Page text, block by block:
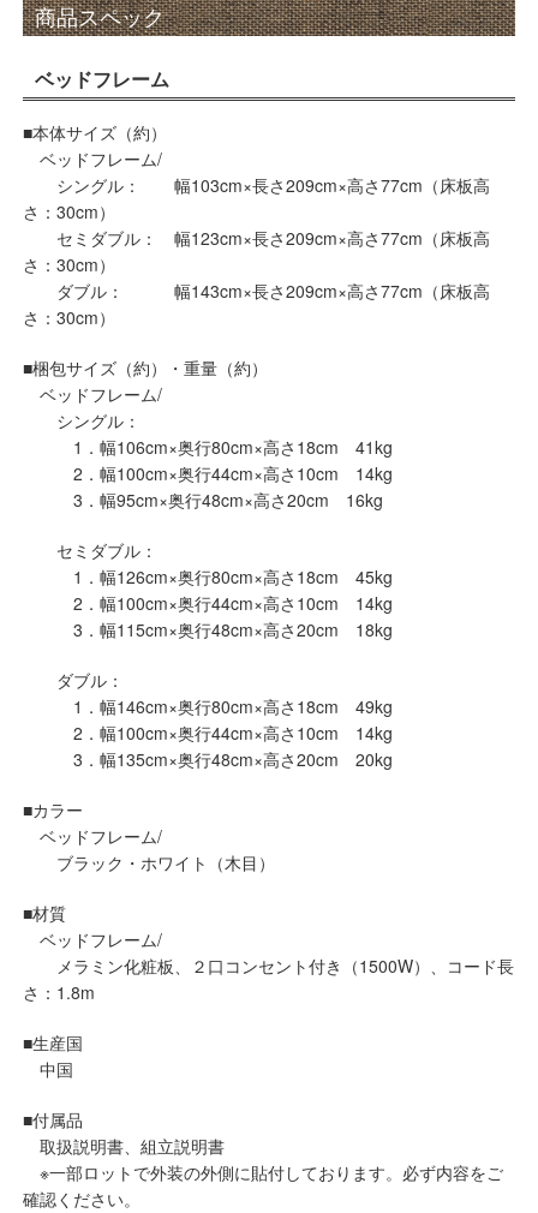
商品スペック
ベッドフレーム
■本体サイズ（約）
ベッドフレーム/
シングル： 幅103cm×長さ209cm×高さ77cm（床板高
さ：30cm）
セミダブル： 幅123cm×長さ209cm×高さ77cm（床板高
さ：30cm）
ダブル： 幅143cm×長さ209cm×高さ77cm（床板高
さ：30cm）
■梱包サイズ（約）・重量（約）
ベッドフレーム/
シングル：
1．幅106cm×奥行80cm×高さ18cm 41kg
2．幅100cm×奥行44cm×高さ10cm 14kg
3．幅95cm×奥行48cm×高さ20cm 16kg
セミダブル：
1．幅126cm×奥行80cm×高さ18cm 45kg
2．幅100cm×奥行44cm×高さ10cm 14kg
3．幅115cm×奥行48cm×高さ20cm 18kg
ダブル：
1．幅146cm×奥行80cm×高さ18cm 49kg
2．幅100cm×奥行44cm×高さ10cm 14kg
3．幅135cm×奥行48cm×高さ20cm 20kg
■カラー
ベッドフレーム/
ブラック・ホワイト（木目）
■材質
ベッドフレーム/
メラミン化粧板、２口コンセント付き（1500W）、コード長
さ：1.8m
■生産国
中国
■付属品
取扱説明書、組立説明書
※一部ロットで外装の外側に貼付しております。必ず内容をご
確認ください。